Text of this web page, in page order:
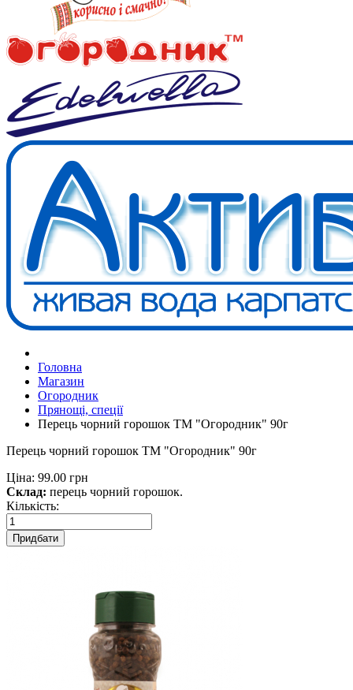
Головна
Магазин
Огородник
Прянощі, спеції
Перець чорний горошок ТМ "Огородник" 90г
Перець чорний горошок ТМ "Огородник" 90г
Ціна: 99.00 грн
Склад: перець чорний горошок.
Кількість:
Придбати